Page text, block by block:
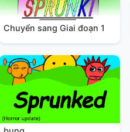
Chuyển sang Giai đoạn 1